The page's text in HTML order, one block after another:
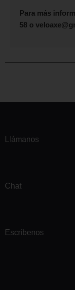
Para más
58 o
Llámanos
Chat
Escríbenos